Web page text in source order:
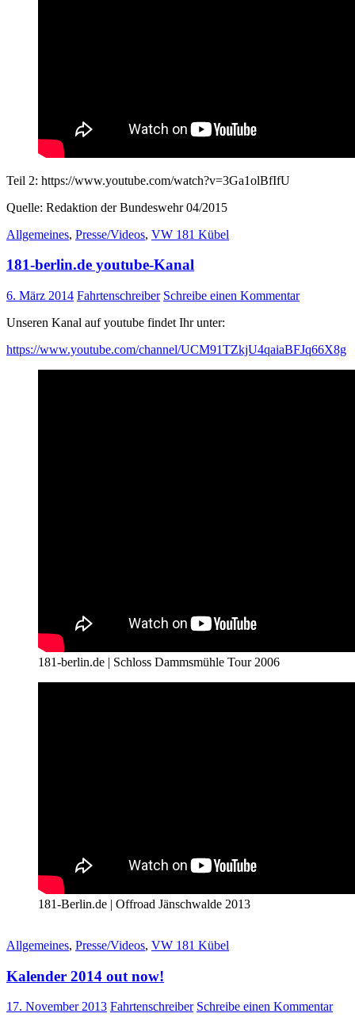
Teil 2: https://www.youtube.com/watch?v=3Ga1olBfIfU
Quelle: Redaktion der Bundeswehr 04/2015
Allgemeines, Presse/Videos, VW 181 Kübel
181-berlin.de youtube-Kanal
6. März 2014 Fahrtenschreiber Schreibe einen Kommentar
Unseren Kanal auf youtube findet Ihr unter:
https://www.youtube.com/channel/UCM91TZkjU4qaiaBFJq66X8g
181-berlin.de | Schloss Dammsmühle Tour 2006
181-Berlin.de | Offroad Jänschwalde 2013
Allgemeines, Presse/Videos, VW 181 Kübel
Kalender 2014 out now!
17. November 2013 Fahrtenschreiber Schreibe einen Kommentar